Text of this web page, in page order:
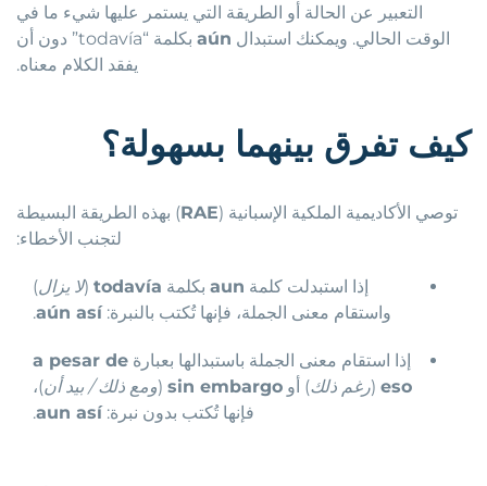
التعبير عن الحالة أو الطريقة التي يستمر عليها شيء ما في
الوقت الحالي. ويمكنك استبدال aún
بكلمة “todavía” دون أن
يفقد الكلام معناه.
كيف تفرق بينهما بسهولة؟
توصي الأكاديمية الملكية الإسبانية ( RAE) بهذه الطريقة البسيطة
لتجنب الأخطاء:
إذا استبدلت كلمة aunبكلمة todavía
( لا يزال )
واستقام معنى الجملة، فإنها تُكتب بالنبرة: aún así
.
إذا استقام معنى الجملة باستبدالها بعبارة a pesar de
eso
( رغم ذلك) أو sin embargo
( ومع ذلك / بيد أن)،
فإنها تُكتب بدون نبرة: aun así
.